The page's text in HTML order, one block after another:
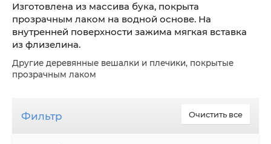
Изготовлена из массива бука, покрыта
прозрачным лаком на водной основе. На
внутренней поверхности зажима мягкая вставка
из флизелина.
Другие деревянные вешалки и плечики, покрытые
прозрачным лаком
Очистить все
Фильтр